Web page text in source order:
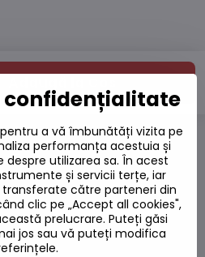
confidențialitate
a vă îmbunătăți vizita pe
performanța acestuia și
utilizarea sa. În acest
și servicii terțe, iar
către parteneri din
clic pe „Accept all cookies",
prelucrare. Puteți găsi
jos sau vă puteți modifica